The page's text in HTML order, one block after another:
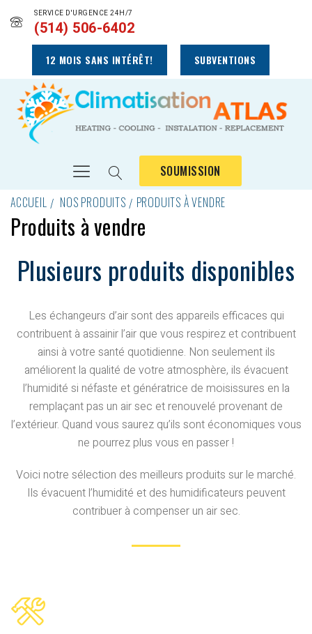
SERVICE D'URGENCE 24H/7
(514) 506-6402
12 MOIS SANS INTÉRÊT! SUBVENTIONS
SOUMISSION
ACCUEIL
NOS PRODUITS PRODUITS À VENDRE
Produits à vendre
Plusieurs produits disponibles
Les échangeurs d’air sont des appareils efficaces qui
contribuent à assainir l’air que vous respirez et contribuent
ainsi à votre santé quotidienne. Non seulement ils
améliorent la qualité de votre atmosphère, ils évacuent
l’humidité si néfaste et génératrice de moisissures en la
remplaçant pas un air sec et renouvelé provenant de
l’extérieur. Quand vous saurez qu’ils sont économiques vous
ne pourrez plus vous en passer !
Voici notre sélection des meilleurs produits sur le marché.
Ils évacuent l’humidité et des humidificateurs peuvent
contribuer à compenser un air sec.